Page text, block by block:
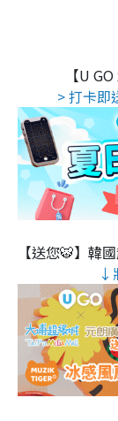
【U
> 打卡即
【送您🐯】韓
↓